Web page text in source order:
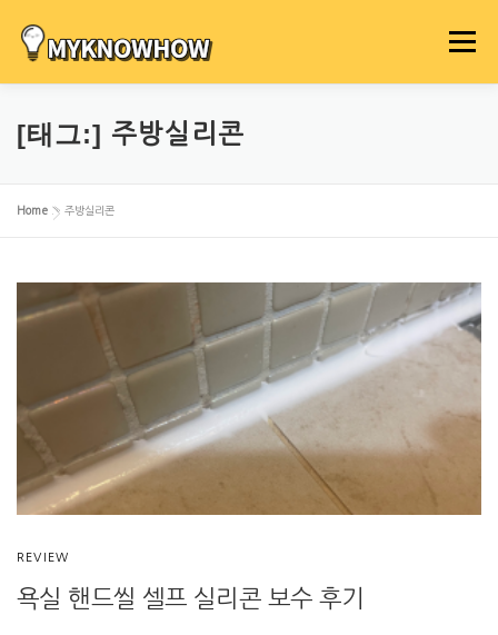
로
메뉴
[태그:] 주방실리콘
Home » 주방실리콘
REVIEW
욕실 핸드씰 셀프 실리콘 보수 후기